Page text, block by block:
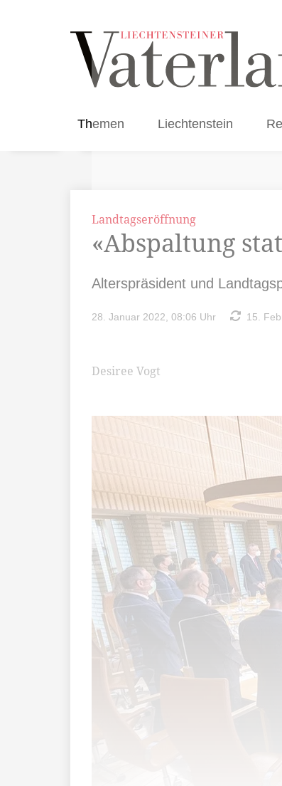
Themen Liechtenstein
Landtagseröffnung
«Abspaltung
Alterspräsident und
28. Januar 2022, 08:06 Uhr 15.
Desiree Vogt